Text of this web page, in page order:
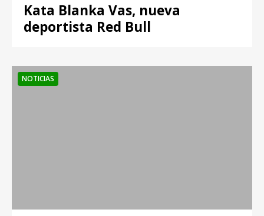
Kata Blanka Vas, nueva
deportista Red Bull
NOTICIAS